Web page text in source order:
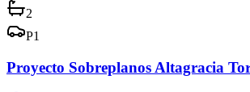
2
P1
Proyecto Sobreplanos Altagracia